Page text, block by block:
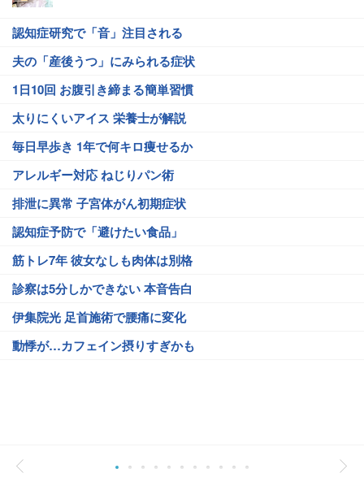
認知症研究で「音」注目される
夫の「産後うつ」にみられる症状
1日10回 お腹引き締まる簡単習慣
太りにくいアイス 栄養士が解説
毎日早歩き 1年で何キロ痩せるか
アレルギー対応 ねじりパン術
排泄に異常 子宮体がん初期症状
認知症予防で「避けたい食品」
筋トレ7年 彼女なしも肉体は別格
診察は5分しかできない 本音告白
伊集院光 足首施術で腰痛に変化
動悸が…カフェイン摂りすぎかも